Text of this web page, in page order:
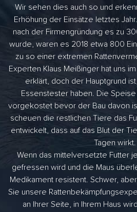
Wir sehen dies auch so und
Erhöhung der Einsätze letztes
nach der Firmengründung es zu
wurde, waren es 2018 etwa 800
zu so einer extremen
Experten Klaus Meißinger hat uns
erklärt, doch der Hauptgrund
Essenstester haben. Die
vorgekostet bevor der Bau davon
scheuen die restlichen Tiere das
entwickelt, dass auf das Blut der
Tagen wirkt.
Wenn das mittelversetzte Futter
gefressen wird und die Maus
Medikament resistent. Schwer,
Sie unsere
an Ihrer Seite, in Ihrem Haus